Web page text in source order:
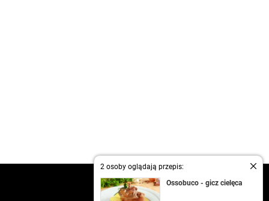
2 osoby oglądają przepis:
Ossobuco - gicz cielęca
kontakt
regulamin